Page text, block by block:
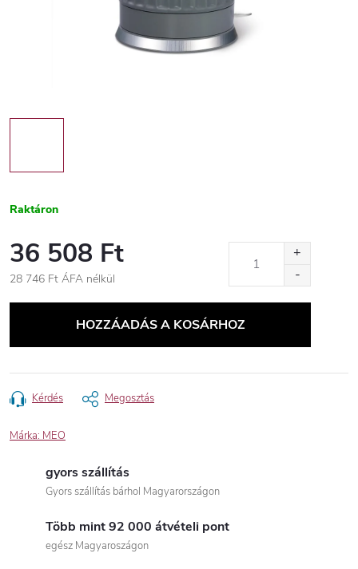
Raktáron
36 508 Ft
28 746 Ft ÁFA nélkül
HOZZÁADÁS A KOSÁRHOZ
Kérdés Megosztás
Márka: MEO
gyors szállítás
Gyors szállítás bárhol Magyarországon
Több mint 92 000 átvételi pont
egész Magyaroszágon